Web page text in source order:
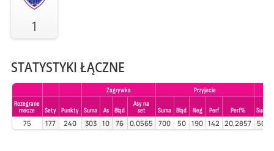
1
STATYSTYKI ŁĄCZNE
Zagrywka
Przyjecie
Rozegrane
mecze
Sety Punkty Suma As Błąd
Asy na
set
Suma Błąd Neg Perf Perf% Suma
75 177 240 303 10 76 0,0565 700 50 190 142 20,2857 503